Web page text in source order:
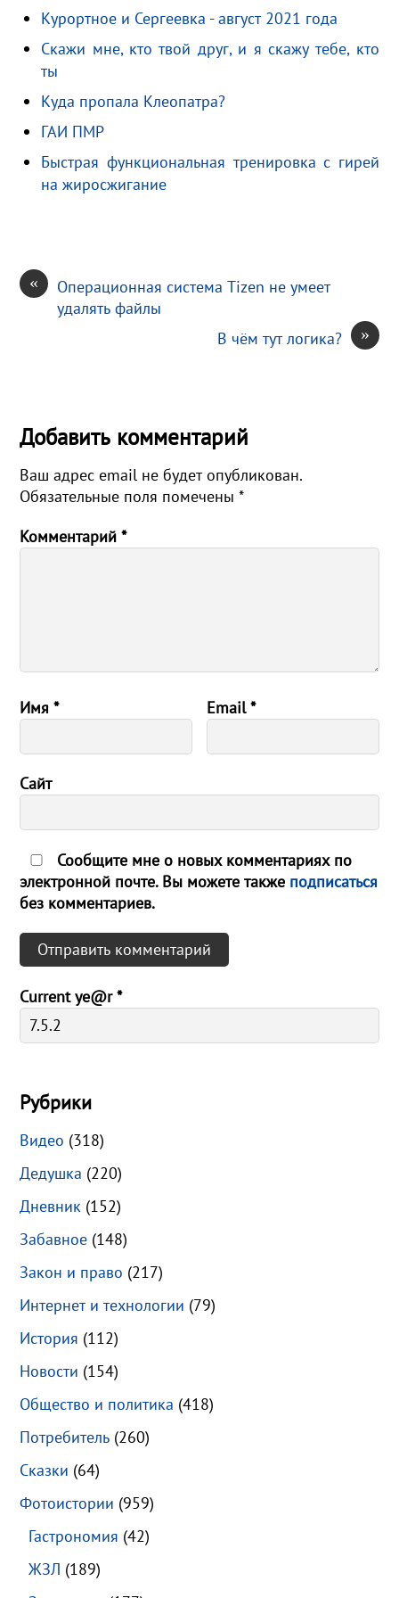
m
a
s
n
i
u
п
р
в
и
Курортное и Сергеевка - август 2021 года
Скажи мне, кто твой друг, и я скажу тебе, кто
ты
Куда пропала Клеопатра?
ГАИ ПМР
Быстрая функциональная тренировка с гирей
на жиросжигание
«
Операционная система Tizen не умеет
удалять файлы
»
В чём тут логика?
Добавить комментарий
Ваш адрес email не будет опубликован.
Обязательные поля помечены*
Комментарий*
Имя* Email*
Сайт
Сообщите мне о новых комментариях по
электронной почте. Вы можете также подписаться
без комментариев.
Current ye@r*
Рубрики
Видео (318)
Дедушка (220)
Дневник (152)
Забавное (148)
Закон и право (217)
Интернет и технологии (79)
История (112)
Новости (154)
Общество и политика (418)
Потребитель (260)
Сказки (64)
Фотоистории (959)
Гастрономия (42)
ЖЗЛ (189)